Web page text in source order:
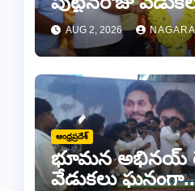
AUG 2, 2026
ఆంధ్రప్రదేశ్
భూమన అభినయ్
వేడుకలు ఘనంగా..